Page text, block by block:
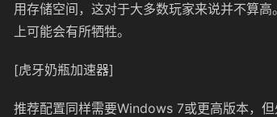
用存储空间，这对于大多数玩家来说并不算
上可能会有所牺牲。
[虎牙奶瓶加速器]
推荐配置同样需要Windows 7或更高版本，